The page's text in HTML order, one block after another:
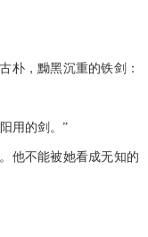
，黝黑沉重的铁剑：
用的剑。”
不能被她看成无知的